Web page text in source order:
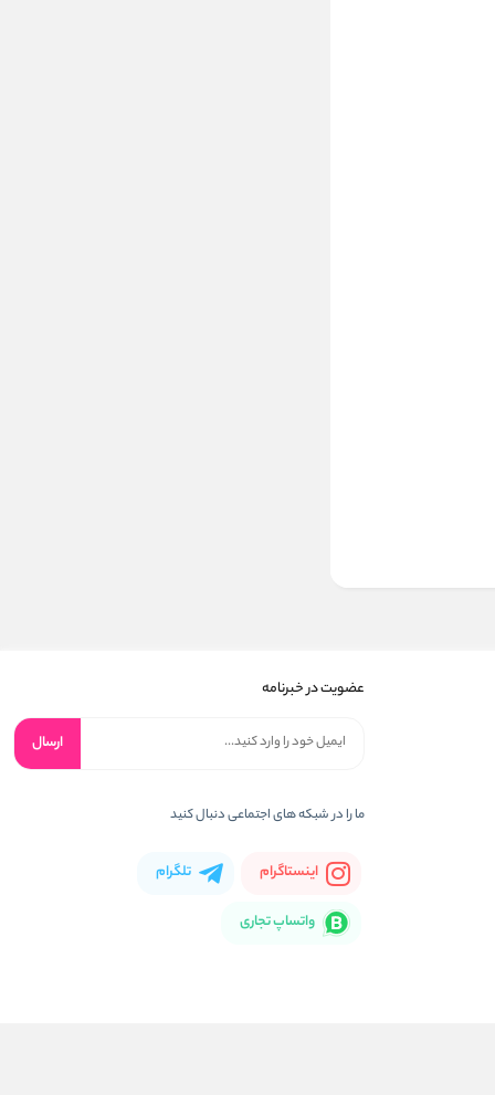
عضویت در خبرنامه
ارسال
ما را در شبکه های اجتماعی دنبال کنید
اینستاگرام تلگرام
واتساپ تجاری